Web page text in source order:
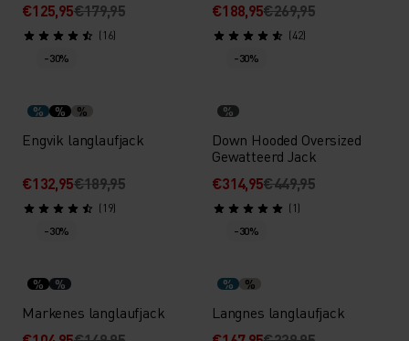
€125,95€179,95
(16)
€188,95€269,95
(42)
-30%
% % %
Engvik langlaufjack
€132,95€189,95
(19)
-30%
%
Down Hooded Oversized
Gewatteerd Jack
€314,95€449,95
(1)
-30%
% %
Markenes langlaufjack
-30%
% %
Langnes langlaufjack